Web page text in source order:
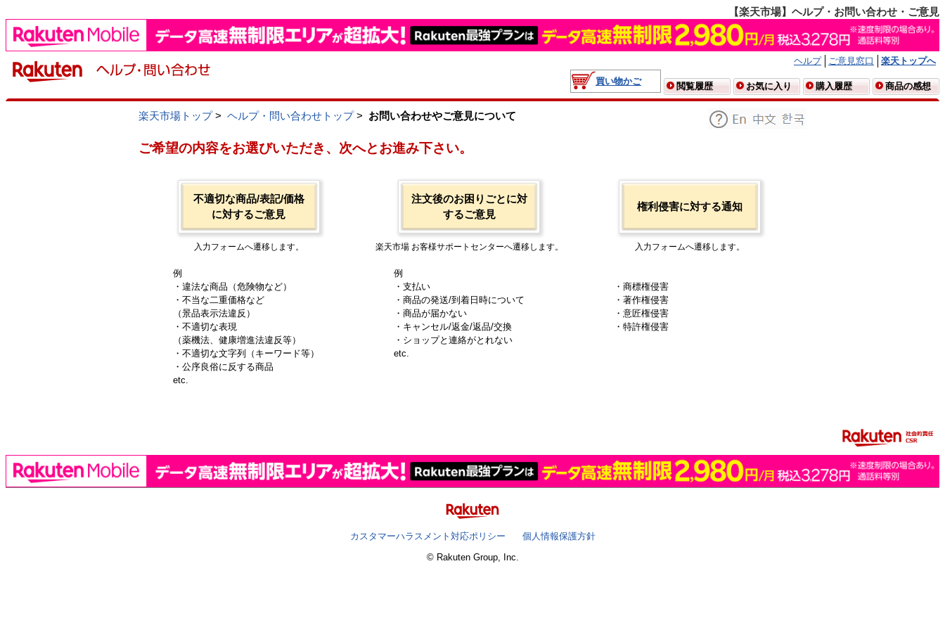
【楽天市場】ヘルプ・お問い合わせ・ご意見
ヘルプ ご意見窓口
楽天トップへ
買い物かご
閲覧履歴 お気に入り 購入履歴 商品の感想
楽天市場トップ> ヘルプ・問い合わせトップ> お問い合わせやご意見について
ご希望の内容をお選びいただき、次へとお進み下さい。
不適切な商品/表記/価格
に対するご意見
入力フォームへ遷移します。
例
・違法な商品（危険物など）
・不当な二重価格など
（景品表示法違反）
・不適切な表現
（薬機法、健康増進法違反等）
・不適切な文字列（キーワード等）
・公序良俗に反する商品
etc.
注文後のお困りごとに対
するご意見
楽天市場 お客様サポートセンターへ遷移します。
例
・支払い
・商品の発送/到着日時について
・商品が届かない
・キャンセル/返金/返品/交換
・ショップと連絡がとれない
etc.
権利侵害に対する通知
入力フォームへ遷移します。
・商標権侵害
・著作権侵害
・意匠権侵害
・特許権侵害
カスタマーハラスメント対応ポリシー
個人情報保護方針
© Rakuten Group, Inc.